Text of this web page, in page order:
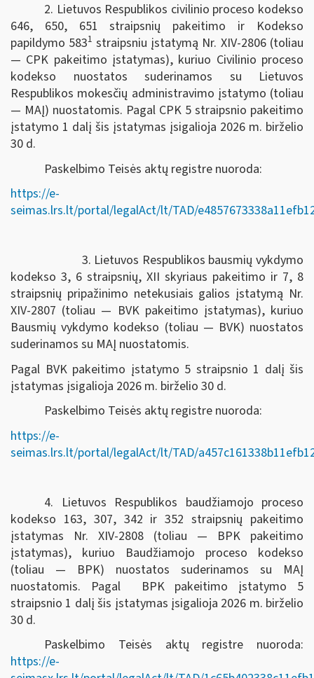
2. Lietuvos Respublikos civilinio proceso kodekso
646, 650, 651 straipsnių pakeitimo ir Kodekso
papildymo 5831 straipsniu įstatymą Nr. XIV-2806 (toliau
— CPK pakeitimo įstatymas), kuriuo Civilinio proceso
kodekso nuostatos suderinamos su Lietuvos
Respublikos mokesčių administravimo įstatymo (toliau
— MAĮ) nuostatomis. Pagal CPK 5 straipsnio pakeitimo
įstatymo 1 dalį šis įstatymas įsigalioja 2026 m. birželio
30 d.
Paskelbimo Teisės aktų registre nuoroda:
https://e-
seimas.lrs.lt/portal/legalAct/lt/TAD/
3. Lietuvos Respublikos bausmių vykdymo
kodekso 3, 6 straipsnių, XII skyriaus pakeitimo ir 7, 8
straipsnių pripažinimo netekusiais galios įstatymą Nr.
XIV-2807 (toliau — BVK pakeitimo įstatymas), kuriuo
Bausmių vykdymo kodekso (toliau — BVK) nuostatos
suderinamos su MAĮ nuostatomis.
Pagal BVK pakeitimo įstatymo 5 straipsnio 1 dalį šis
įstatymas įsigalioja 2026 m. birželio 30 d.
Paskelbimo Teisės aktų registre nuoroda:
https://e-
seimas.lrs.lt/portal/legalAct/lt/TAD/
4. Lietuvos Respublikos baudžiamojo proceso
kodekso 163, 307, 342 ir 352 straipsnių pakeitimo
įstatymas Nr. XIV-2808 (toliau — BPK pakeitimo
įstatymas), kuriuo Baudžiamojo proceso kodekso
(toliau — BPK) nuostatos suderinamos su MAĮ
nuostatomis. Pagal BPK pakeitimo įstatymo 5
straipsnio 1 dalį šis įstatymas įsigalioja 2026 m. birželio
30 d.
Paskelbimo Teisės aktų registre nuoroda:
https://e-